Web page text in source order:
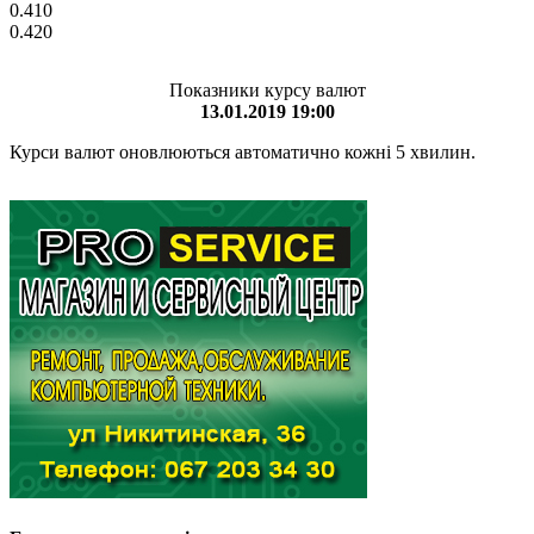
0.410
0.420
Показники курсу валют
13.01.2019 19:00
Курси валют оновлюються автоматично кожні 5 хвилин.